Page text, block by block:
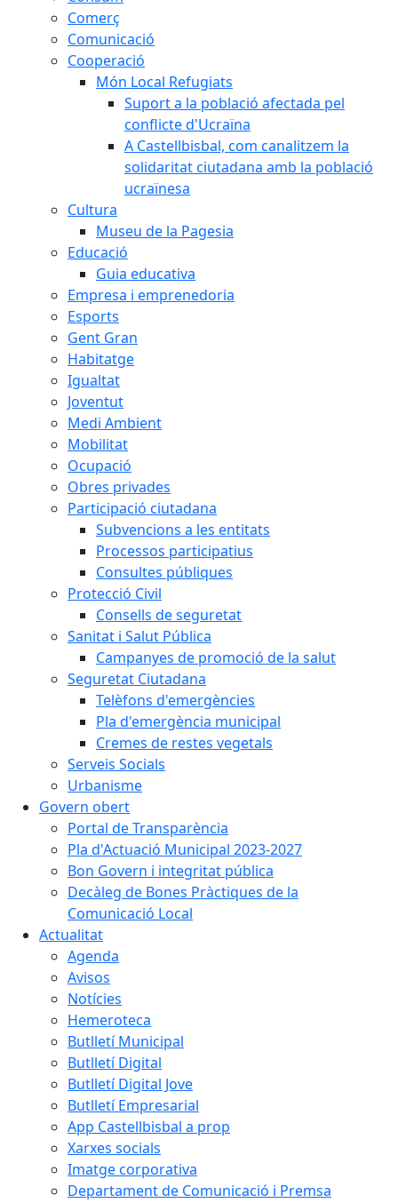
Comerç
Comunicació
Cooperació
Món Local Refugiats
Suport a la població afectada pel
conflicte d'Ucraïna
A Castellbisbal, com canalitzem la
solidaritat ciutadana amb la població
ucraïnesa
Cultura
Museu de la Pagesia
Educació
Guia educativa
Empresa i emprenedoria
Esports
Gent Gran
Habitatge
Igualtat
Joventut
Medi Ambient
Mobilitat
Ocupació
Obres privades
Participació ciutadana
Subvencions a les entitats
Processos participatius
Consultes públiques
Protecció Civil
Consells de seguretat
Sanitat i Salut Pública
Campanyes de promoció de la salut
Seguretat Ciutadana
Telèfons d'emergències
Pla d'emergència municipal
Cremes de restes vegetals
Serveis Socials
Urbanisme
Govern obert
Portal de Transparència
Pla d'Actuació Municipal 2023-2027
Bon Govern i integritat pública
Decàleg de Bones Pràctiques de la
Comunicació Local
Actualitat
Agenda
Avisos
Notícies
Hemeroteca
Butlletí Municipal
Butlletí Digital
Butlletí Digital Jove
Butlletí Empresarial
App Castellbisbal a prop
Xarxes socials
Imatge corporativa
Departament de Comunicació i Premsa